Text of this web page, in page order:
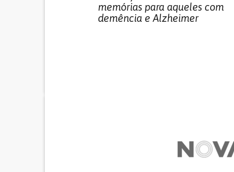
memórias para aqueles com
demência e Alzheimer